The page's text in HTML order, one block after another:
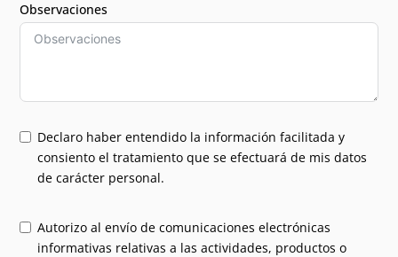
Observaciones
Declaro haber entendido la información facilitada y
consiento el tratamiento que se efectuará de mis datos
de carácter personal.
Autorizo al envío de comunicaciones electrónicas
informativas relativas a las actividades, productos o